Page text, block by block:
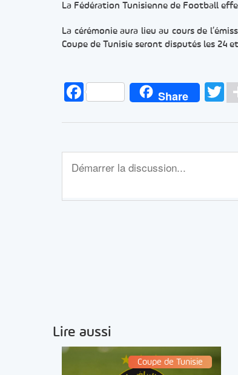
La Fédération Tunisienne de Football
La cérémonie aura lieu au cours de
Coupe de Tunisie seront disputés les 24
FacebookShare
Lire aussi
Coupe de Tunisie